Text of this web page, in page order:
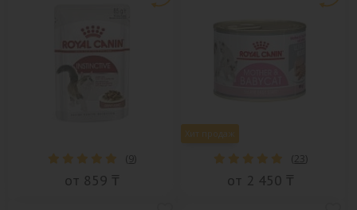
(9)
от 859 ₸
Хит продаж
( 23)
от 2 450 ₸